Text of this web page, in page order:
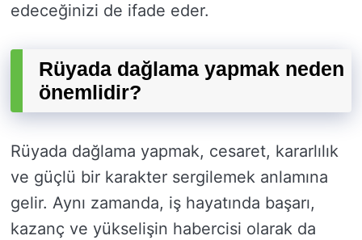
edeceğinizi de ifade eder.
Rüyada dağlama yapmak neden
önemlidir?
Rüyada dağlama yapmak, cesaret, kararlılık
ve güçlü bir karakter sergilemek anlamına
gelir. Aynı zamanda, iş hayatında başarı,
kazanç ve yükselişin habercisi olarak da